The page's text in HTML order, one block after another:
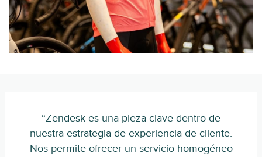
“Zendesk es una pieza clave dentro de
nuestra estrategia de experiencia de cliente.
Nos permite ofrecer un servicio homogéneo